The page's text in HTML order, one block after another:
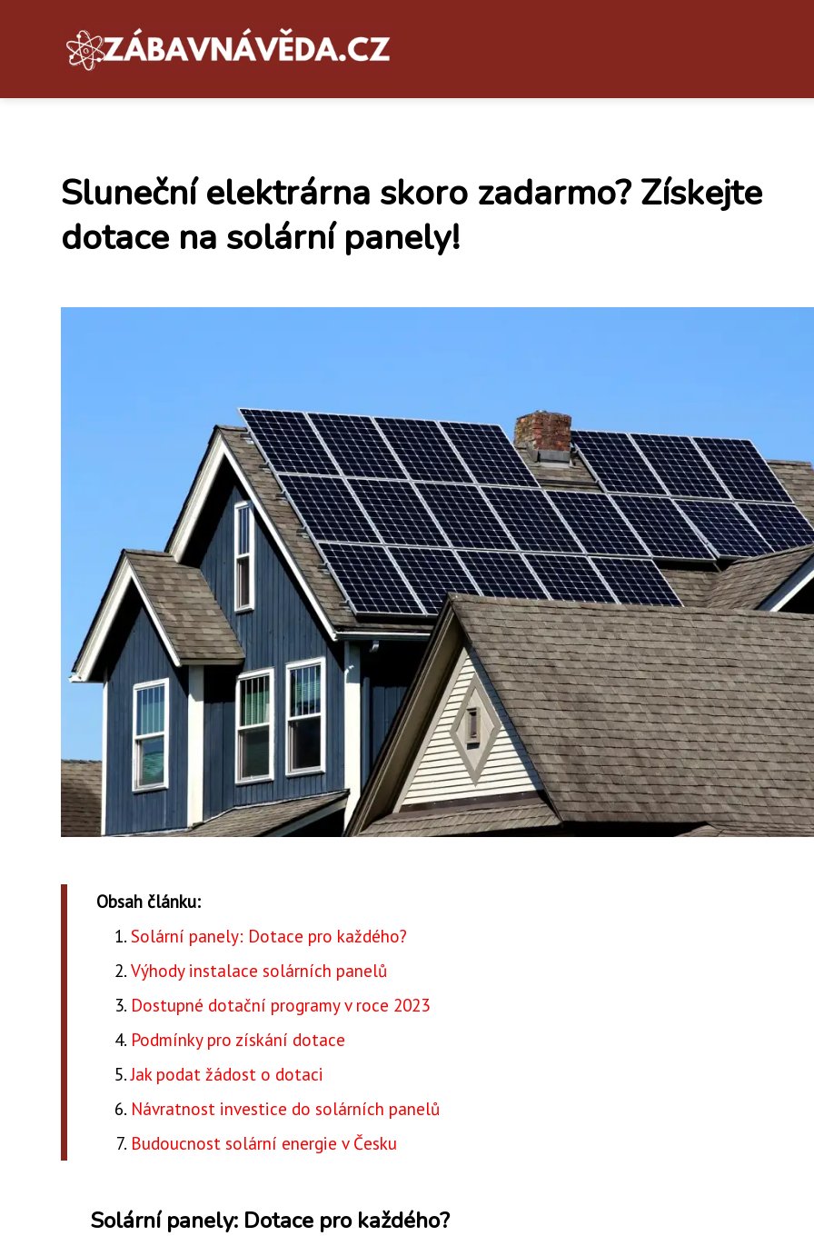
Sluneční elektrárna skoro zadarmo? Získejte
dotace na solární panely!
Obsah článku:
Solární panely: Dotace pro každého?
Výhody instalace solárních panelů
Dostupné dotační programy v roce 2023
Podmínky pro získání dotace
Jak podat žádost o dotaci
Návratnost investice do solárních panelů
Budoucnost solární energie v Česku
Solární panely: Dotace pro každého?